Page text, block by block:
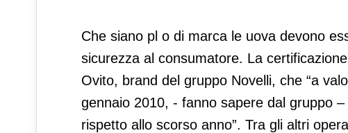
Che siano pl o di marca le uova devono
sicurezza al consumatore. La
Ovito, brand del gruppo Novelli, che “a
gennaio 2010, - fanno sapere dal gruppo
rispetto allo scorso anno”. Tra gli altri